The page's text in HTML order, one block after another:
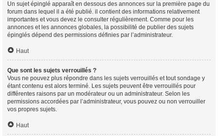
Un sujet épinglé apparaît en dessous des annonces sur la première page du
forum dans lequel il a été publié. il contient des informations relativement
importantes et vous devez le consulter régulièrement. Comme pour les
annonces et les annonces globales, la possibilité de publier des sujets
épinglés dépend des permissions définies par l’administrateur.
Haut
Que sont les sujets verrouillés ?
Vous ne pouvez plus répondre dans les sujets verrouillés et tout sondage y
étant contenu est alors terminé. Les sujets peuvent être verrouillés pour
différentes raisons par un modérateur ou un administrateur. Selon les
permissions accordées par l’administrateur, vous pouvez ou non verrouiller
vos propres sujets.
Haut